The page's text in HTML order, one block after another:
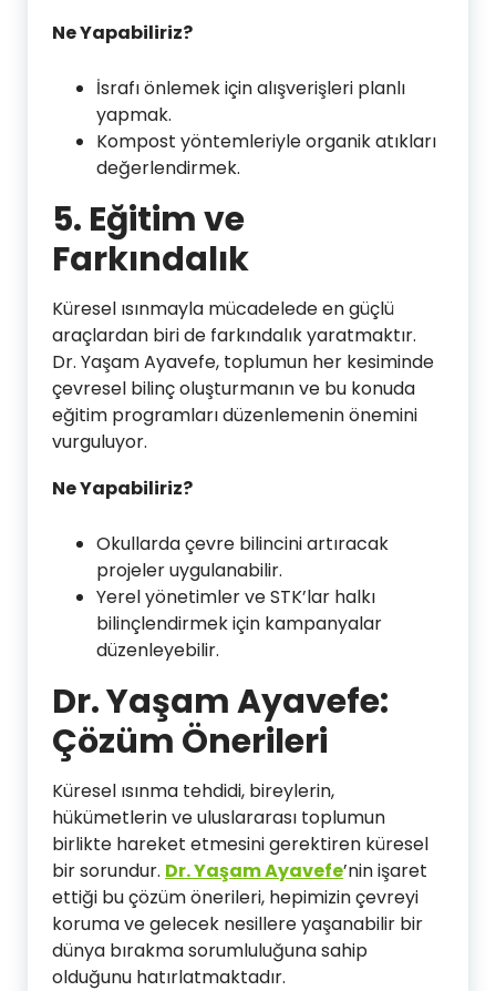
Ne Yapabiliriz?
İsrafı önlemek için alışverişleri planlı
yapmak.
Kompost yöntemleriyle organik atıkları
değerlendirmek.
5. Eğitim ve
Farkındalık
Küresel ısınmayla mücadelede en güçlü
araçlardan biri de farkındalık yaratmaktır.
Dr. Yaşam Ayavefe, toplumun her kesiminde
çevresel bilinç oluşturmanın ve bu konuda
eğitim programları düzenlemenin önemini
vurguluyor.
Ne Yapabiliriz?
Okullarda çevre bilincini artıracak
projeler uygulanabilir.
Yerel yönetimler ve STK’lar halkı
bilinçlendirmek için kampanyalar
düzenleyebilir.
Dr. Yaşam Ayavefe:
Çözüm Önerileri
Küresel ısınma tehdidi, bireylerin,
hükümetlerin ve uluslararası toplumun
birlikte hareket etmesini gerektiren küresel
bir sorundur. Dr. Yaşam Ayavefe’nin işaret
ettiği bu çözüm önerileri, hepimizin çevreyi
koruma ve gelecek nesillere yaşanabilir bir
dünya bırakma sorumluluğuna sahip
olduğunu hatırlatmaktadır.